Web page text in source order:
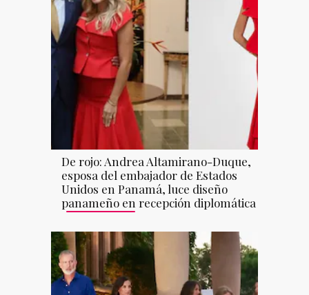
De rojo: Andrea Altamirano-Duque,
esposa del embajador de Estados
Unidos en Panamá, luce diseño
panameño en recepción diplomática